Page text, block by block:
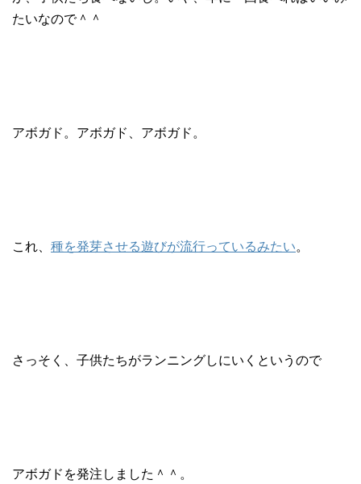
たいなので＾＾
アボガド。アボガド、アボガド。
これ、 種を発芽させる遊びが流行っているみたい。
さっそく、子供たちがランニングしにいくというので
アボガドを発注しました＾＾。